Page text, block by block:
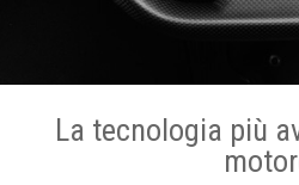
La tecnologia più